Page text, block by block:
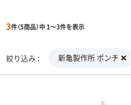
3件（5商品）中 1～3件を表示
絞り込み 新亀製作所 ポンチ